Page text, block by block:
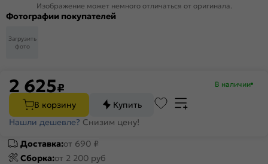
Изображение может немного отличаться от оригинала.
Фотографии покупателей
Загрузить
фото
2 625₽ В наличии
В корзину
Купить
Нашли дешевле? Снизим цену!
Доставка:от 690 ₽
Сборка:от 2 200 руб